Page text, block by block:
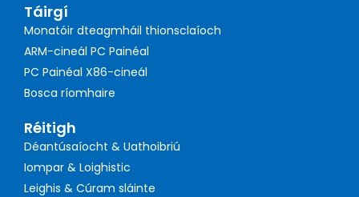
Táirgí
Monatóir dteagmháil thionsclaíoch
ARM-cineál PC Painéal
PC Painéal X86-cineál
Bosca ríomhaire
Réitigh
Déantúsaíocht & Uathoibriú
Iompar & Loighistic
Leighis & Cúram sláinte